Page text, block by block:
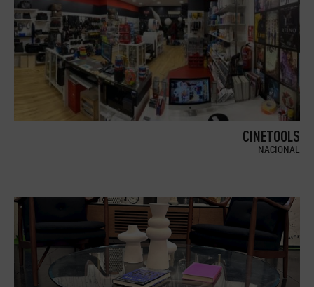
CINETOOLS
NACIONAL